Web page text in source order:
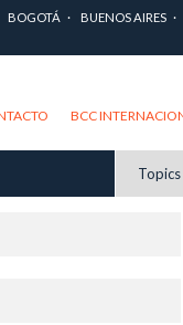
BOGOTÁ BUENOS AIRES
BCC
Topics